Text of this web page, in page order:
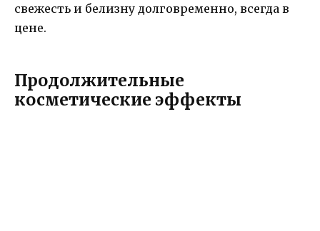
свежесть и белизну долговременно, всегда в
цене.
Продолжительные
косметические эффекты